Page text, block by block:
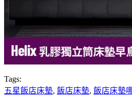
Tags:
五星飯店床墊, 飯店床墊, 飯店床墊